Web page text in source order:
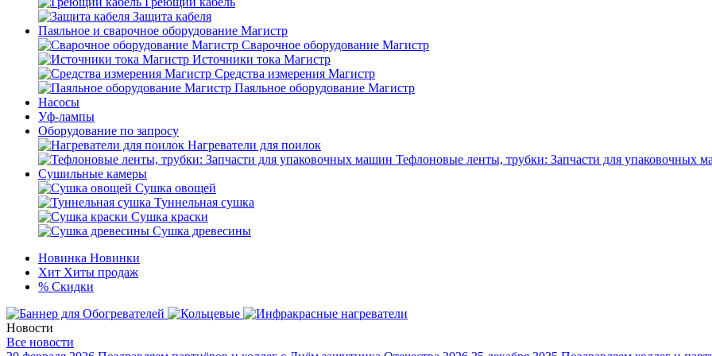
Защита кабеля
Паяльное и сварочное оборудование Магистр
Сварочное оборудование Магистр
Источники тока Магистр
Средства измерения Магистр
Паяльное оборудование Магистр
Насосы
Уф-лампы
Оборудование по запросу
Нагреватели для поилок
Тефлоновые ленты, трубки: Запчасти для упаковочных
Сушильные камеры
Сушка овощей
Туннельная сушка
Сушка краски
Сушка древесины
Новинка Новинки
Хит Хиты продаж
% Скидки
Новости
Все новости